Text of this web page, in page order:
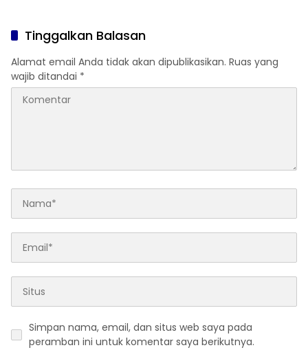
Tinggalkan Balasan
Alamat email Anda tidak akan dipublikasikan. Ruas yang
wajib ditandai *
Simpan nama, email, dan situs web saya pada
peramban ini untuk komentar saya berikutnya.